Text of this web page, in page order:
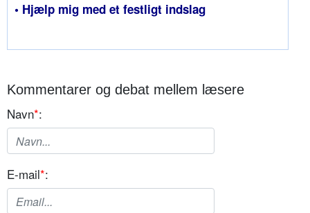
• Hjælp mig med et festligt indslag
Kommentarer og debat mellem læsere
Navn*:
E-mail*: